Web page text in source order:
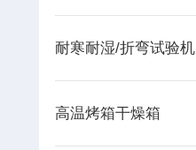
耐寒耐湿/折弯试验机
高温烤箱干燥箱